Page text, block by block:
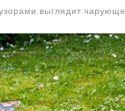
выглядит чарующе